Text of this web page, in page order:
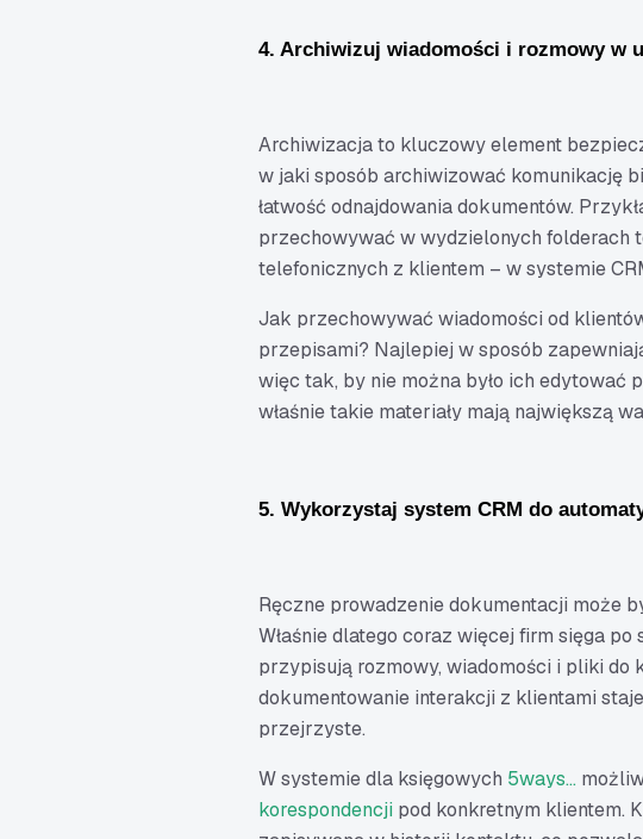
4. Archiwizuj wiadomości i rozmowy w
Archiwizacja to kluczowy element
w jaki sposób archiwizować komunikację
łatwość odnajdowania dokumentów.
przechowywać w wydzielonych folderach
telefonicznych z klientem – w systemie
Jak przechowywać wiadomości od
przepisami? Najlepiej w sposób
więc tak, by nie można było ich edytować
właśnie takie materiały mają największą
5. Wykorzystaj system CRM do
Ręczne prowadzenie dokumentacji może
Właśnie dlatego coraz więcej firm sięga
przypisują rozmowy, wiadomości i pliki do
dokumentowanie interakcji z klientami
przejrzyste.
W systemie dla księgowych 5ways…
korespondencji pod konkretnym klientem.